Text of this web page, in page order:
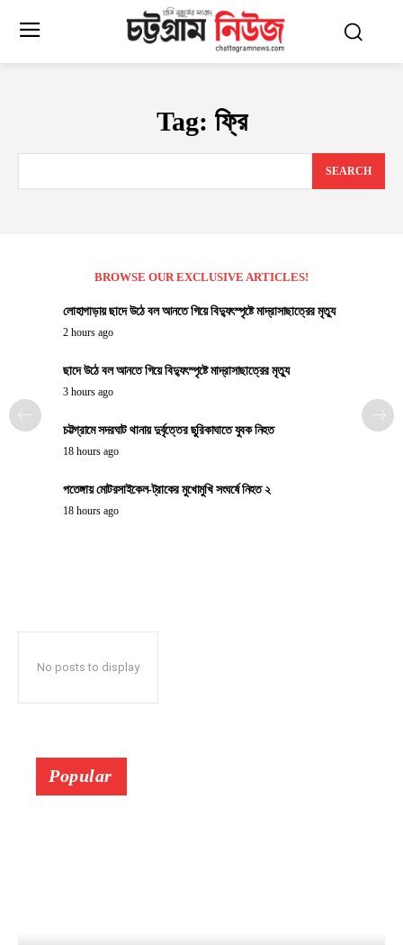
Tag: ফ্রি
SEARCH
BROWSE OUR EXCLUSIVE ARTICLES!
লোহাগাড়ায় ছাদে উঠে বল আনতে গিয়ে বিদ্যুৎস্পৃষ্টে মাদ্রাসাছাত্রের মৃত্যু
2 hours ago
ছাদে উঠে বল আনতে গিয়ে বিদ্যুৎস্পৃষ্টে মাদ্রাসাছাত্রের মৃত্যু
3 hours ago
চট্টগ্রামে সদরঘাট থানায় দুর্বৃত্তের ছুরিকাঘাতে যুবক নিহত
18 hours ago
পতেঙ্গায় মোটরসাইকেল-ট্রাকের মুখোমুখি সংঘর্ষে নিহত ২
18 hours ago
No posts to display
Popular